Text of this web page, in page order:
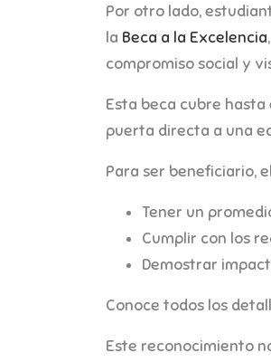
Por otro lado,
la Beca a la Excelencia
compromiso social y
Esta beca cubre hasta
puerta directa a una
Para ser beneficiario,
Tener un
Cumplir con los
Demostrar
Conoce todos los
Este reconocimiento